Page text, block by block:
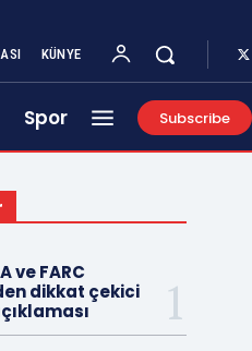
KÜNYE
Spor Subscribe
ve FARC
dikkat çekici